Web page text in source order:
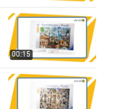
00:15